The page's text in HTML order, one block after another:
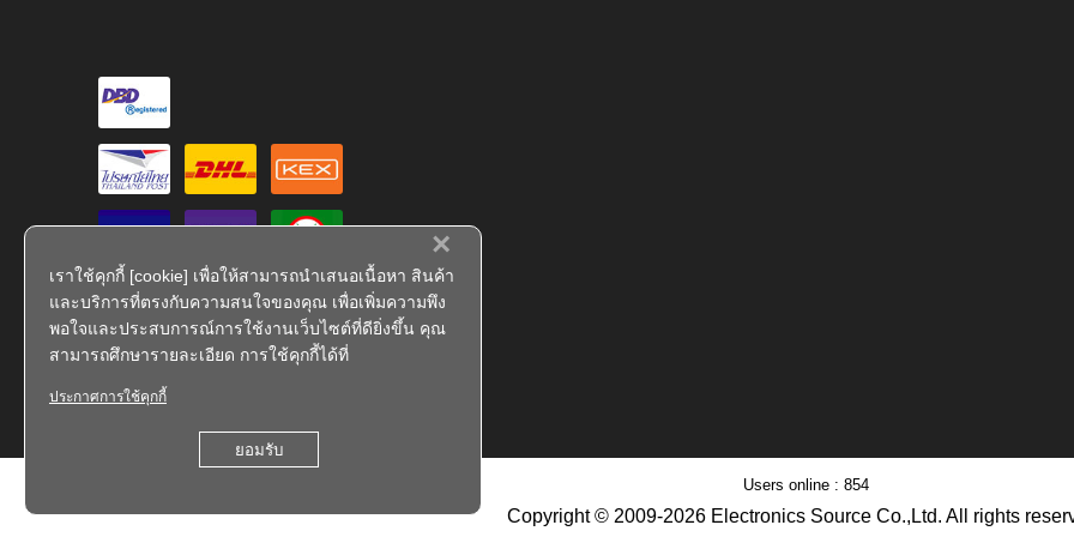
×
เราใช้คุกกี้ [cookie] เพื่อให้สามารถนำเสนอเนื้อหา สินค้า
และบริการที่ตรงกับความสนใจของคุณ เพื่อเพิ่มความพึง
พอใจและประสบการณ์การใช้งานเว็บไซต์ที่ดียิ่งขึ้น คุณ
สามารถศึกษารายละเอียด การใช้คุกกี้ได้ที่
ประกาศการใช้คุกกี้
ยอมรับ
Users online : 854
Copyright © 2009-2026 Electronics Source Co.,Ltd. All rights